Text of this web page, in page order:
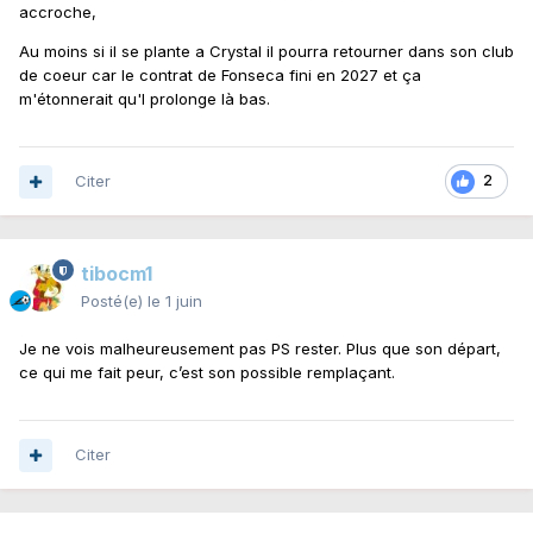
accroche,
Au moins si il se plante a Crystal il pourra retourner dans son club
de coeur car le contrat de Fonseca fini en 2027 et ça
m'étonnerait qu'l prolonge là bas.
2
Citer
tibocm1
Posté(e) le 1 juin
Je ne vois malheureusement pas PS rester. Plus que son départ,
ce qui me fait peur, c’est son possible remplaçant.
Citer